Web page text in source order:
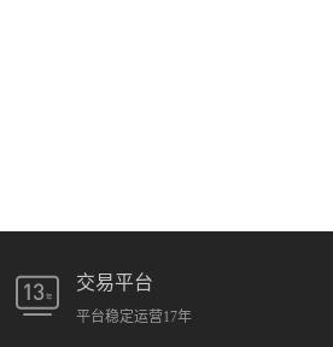
交易平台
平台稳定运营17年